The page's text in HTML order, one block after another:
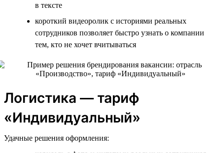
в тексте
короткий видеоролик с историями реальных
сотрудников позволяет быстро узнать о компании
тем, кто не хочет вчитываться
Логистика — тариф
«Индивидуальный»
Удачные решения оформления: